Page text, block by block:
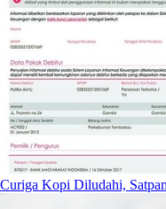
Curiga Kopi Diludahi,